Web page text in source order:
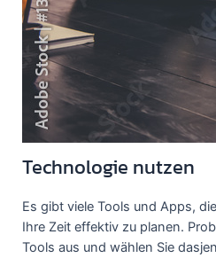
Technologie nutzen
Es gibt viele Tools und Apps,
Ihre Zeit effektiv zu planen.
Tools aus und wählen Sie